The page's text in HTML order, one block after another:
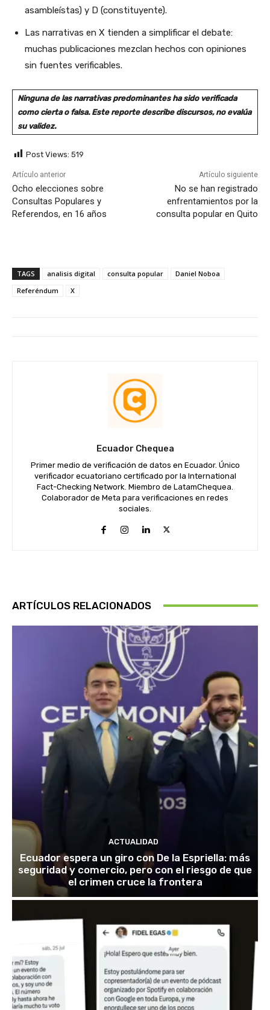
asambleístas) y D (constituyente).
Las narrativas en X tienden a simplificar el debate:
muchas publicaciones mezclan hechos con opiniones
sin fuentes verificables.
Ninguna de las narrativas predominantes ha sido verificada
como cierta o falsa. Este reporte describe discursos, no evalúa
su validez.
Post Views: 519
Artículo anterior
Ocho elecciones sobre
Consultas Populares y
Referendos, en 16 años
Artículo siguiente
No se han registrado
enfrentamientos por la
consulta popular en Quito
TAGS analisis digital consulta popular
Daniel Noboa
Referéndum
X
Ecuador Chequea
Primer medio de verificación de datos en Ecuador. Único
verificador ecuatoriano certificado por la International
Fact-Checking Network. Miembro de LatamChequea.
Colaborador de Meta para verificaciones en redes
sociales.
ARTÍCULOS RELACIONADOS
ACTUALIDAD
Ecuador espera un giro con De la Espriella: más
seguridad y comercio, pero con el riesgo de que
el crimen cruce la frontera